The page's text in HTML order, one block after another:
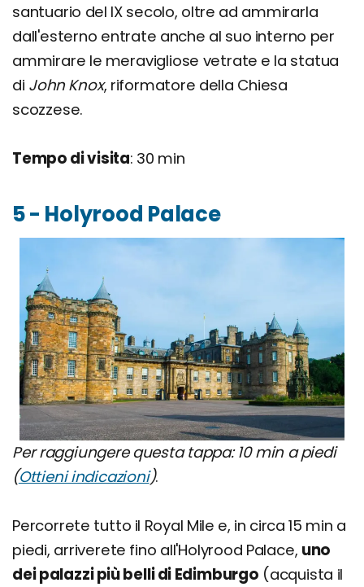
santuario del IX secolo, oltre ad ammirarla
dall'esterno entrate anche al suo interno per
ammirare le meravigliose vetrate e la statua
di John Knox, riformatore della Chiesa
scozzese.
Tempo di visita: 30 min
5 - Holyrood Palace
Per raggiungere questa tappa: 10 min a piedi
(Ottieni indicazioni).
Percorrete tutto il Royal Mile e, in circa 15 min a
piedi, arriverete fino all'Holyrood Palace, uno
dei palazzi più belli di Edimburgo (acquista il